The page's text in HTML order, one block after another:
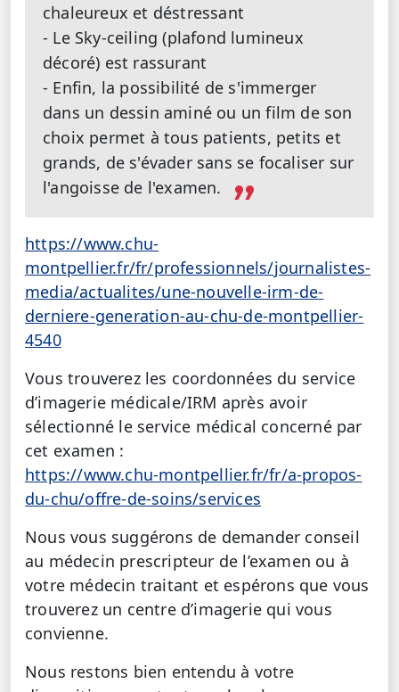
chaleureux et déstressant
- Le Sky-ceiling (plafond lumineux
décoré) est rassurant
- Enfin, la possibilité de s'immerger
dans un dessin aminé ou un film de son
choix permet à tous patients, petits et
grands, de s'évader sans se focaliser sur
l'angoisse de l'examen.
https://www.chu-
montpellier.fr/fr/professionnels/journalistes-
media/actualites/une-nouvelle-irm-de-
derniere-generation-au-chu-de-montpellier-
4540
Vous trouverez les coordonnées du service
d’imagerie médicale/IRM après avoir
sélectionné le service médical concerné par
cet examen :
https://www.chu-montpellier.fr/fr/a-propos-
du-chu/offre-de-soins/services
Nous vous suggérons de demander conseil
au médecin prescripteur de l’examen ou à
votre médecin traitant et espérons que vous
trouverez un centre d’imagerie qui vous
convienne.
Nous restons bien entendu à votre